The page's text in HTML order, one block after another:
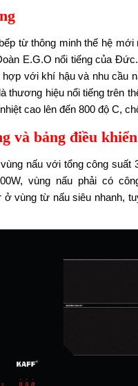
từ thông minh thế hệ
E.G.O nổi tiếng của
hợp với khí hậu và nhu
thương hiệu nổi tiếng trên
cao lên đến 800 độ C,
và bảng điều
nấu với tổng công suất
vùng nấu phải có
vùng từ nấu siêu nhanh,